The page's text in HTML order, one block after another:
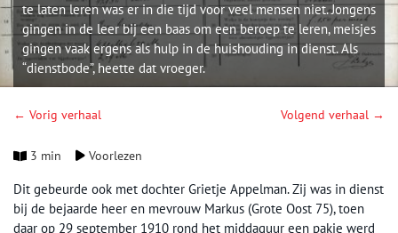
te laten leren was er in die tijd voor veel mensen niet. Jongens
gingen in de leer bij een baas om een beroep te leren, meisjes
gingen vaak ergens als hulp in de huishouding in dienst. Als
“dienstbode”, heette dat vroeger.
← Vorig verhaal Volgend verhaal →
3 min Voorlezen
Dit gebeurde ook met dochter Grietje Appelman. Zij was in dienst
bij de bejaarde heer en mevrouw Markus (Grote Oost 75), toen
daar op 29 september 1910 rond het middaguur een pakje werd